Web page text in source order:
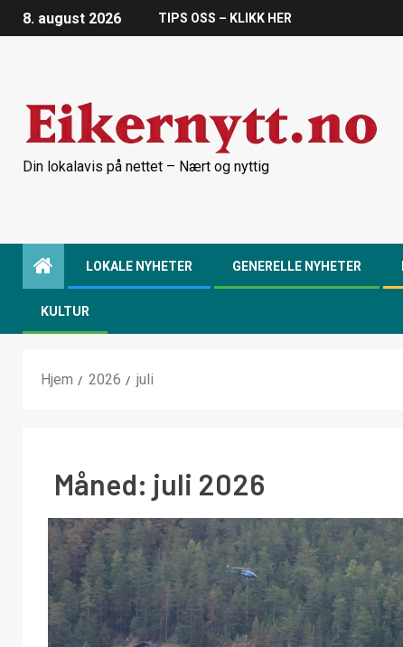
8. august 2026 TIPS OSS – KLIKK HER
Din lokalavis på nettet – Nært og nyttig
LOKALE NYHETER GENERELLE NYHETER
KULTUR
Hjem 2026 juli
Måned: juli 2026